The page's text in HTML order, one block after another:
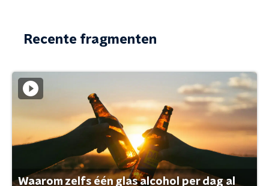
Recente fragmenten
Waarom zelfs één glas alcohol per dag al